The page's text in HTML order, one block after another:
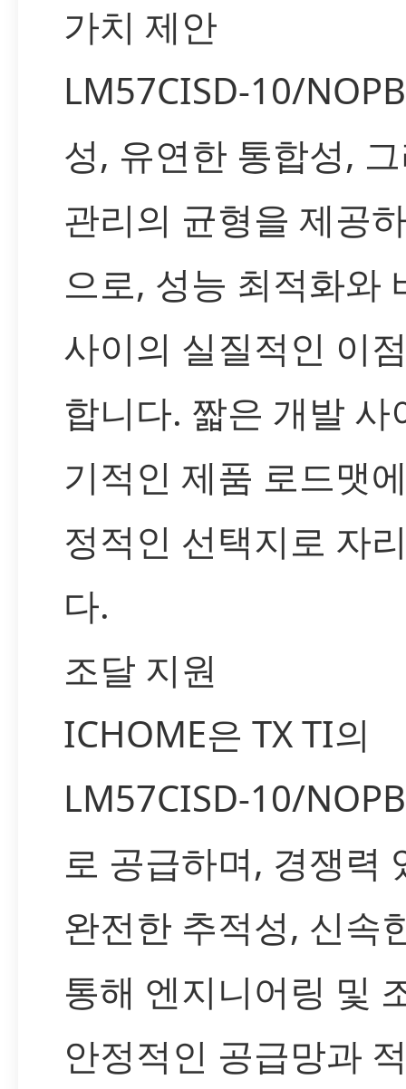
가치 제안
LM57CISD-10/
성, 유연한 통합성,
관리의 균형을 제공
으로, 성능 최적화와
사이의 실질적인 이
합니다. 짧은 개발 사
기적인 제품 로드맷
정적인 선택지로 자
다.
조달 지원
ICHOME은 TX TI의
LM57CISD-10/
로 공급하며, 경쟁력
완전한 추적성, 신속
통해 엔지니어링 및
안정적인 공급망과